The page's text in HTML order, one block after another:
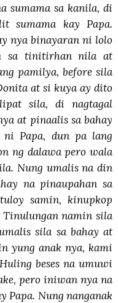
sa kanila, di
sumama kay Papa.
nya binayaran ni lolo
sa tinitirhan nila at
pamilya, before sila
at si kuya ay dito
sila, di nagtagal
at pinaalis sa bahay
Papa, dun pa lang
ng dalawa pero wala
Nung umalis na din
na pinaupahan sa
samin, kinupkop
namin sila
sila sa bahay at
yung anak nya, kami
beses na umuwi
pero iniwan nya na
Papa. Nung nanganak